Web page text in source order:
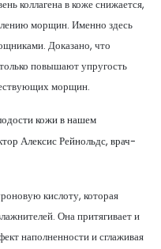
коллагена в коже снижается,
морщин. Именно здесь
Доказано, что
повышают упругость
морщин.
кожи в нашем
Алексис Рейнольдс, врач-
кислоту, которая
Она притягивает и
наполненности и сглаживая